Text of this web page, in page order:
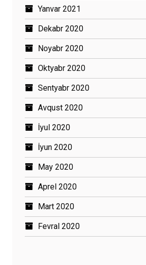
Yanvar 2021
Dekabr 2020
Noyabr 2020
Oktyabr 2020
Sentyabr 2020
Avqust 2020
İyul 2020
İyun 2020
May 2020
Aprel 2020
Mart 2020
Fevral 2020